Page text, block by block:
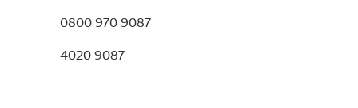
0800 970 9087
4020 9087